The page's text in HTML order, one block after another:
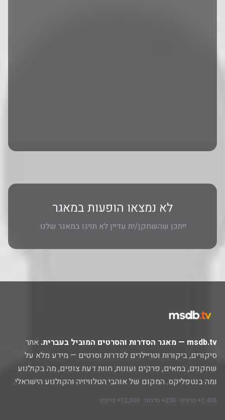
לא נמצאו הופעות במאגר
ייתכן שהשחקן/ית עדיין לא תויגו במאגר שלנו.
msdb.tv — מאגר הסדרות והסרטים המוביל בעברית.
אתר
סיקורים, ביקורות וטריילרים לסדרות וסרטים — מידע מלא על
שחקנים, במאים, פרקים ועונות, חוות דעת צופים, מה בקולנוע
ומה בנטפליקס. המקום של אוהבי הטלוויזיה והקולנוע הישראלי.
1,436+ סרטים · 230+ סדרות · 12,000+ פרקים